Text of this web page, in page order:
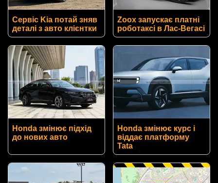
Сервіс Kia потай зняв
деталі з авто клієнтки
Zoox запускає платні
роботаксі в Лас-Вегасі
Honda змінює підхід
до нових авто
Honda змінює курс і
віддає платформу
Tata